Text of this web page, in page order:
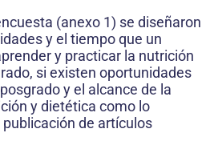
(anexo 1) se diseñaron
y el tiempo que un
y practicar la nutrición
si existen oportunidades
y el alcance de la
y dietética como lo
de artículos